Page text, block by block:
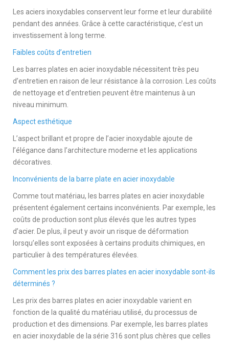
Les aciers inoxydables conservent leur forme et leur durabilité
pendant des années. Grâce à cette caractéristique, c’est un
investissement à long terme.
Faibles coûts d’entretien
Les barres plates en acier inoxydable nécessitent très peu
d’entretien en raison de leur résistance à la corrosion. Les coûts
de nettoyage et d’entretien peuvent être maintenus à un
niveau minimum.
Aspect esthétique
L’aspect brillant et propre de l’acier inoxydable ajoute de
l’élégance dans l’architecture moderne et les applications
décoratives.
Inconvénients de la barre plate en acier inoxydable
Comme tout matériau, les barres plates en acier inoxydable
présentent également certains inconvénients. Par exemple, les
coûts de production sont plus élevés que les autres types
d’acier. De plus, il peut y avoir un risque de déformation
lorsqu’elles sont exposées à certains produits chimiques, en
particulier à des températures élevées.
Comment les prix des barres plates en acier inoxydable sont-ils
déterminés ?
Les prix des barres plates en acier inoxydable varient en
fonction de la qualité du matériau utilisé, du processus de
production et des dimensions. Par exemple, les barres plates
en acier inoxydable de la série 316 sont plus chères que celles